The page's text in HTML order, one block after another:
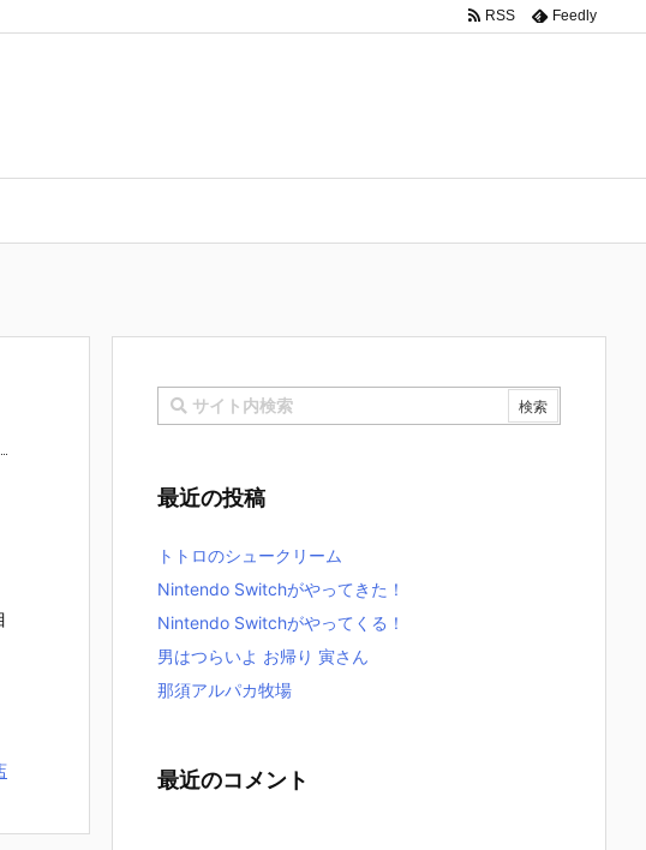
RSS Feedly
最近の投稿
トトロのシュークリーム
Nintendo Switchがやってきた！
Nintendo Switchがやってくる！
男はつらいよ お帰り 寅さん
那須アルパカ牧場
最近のコメント